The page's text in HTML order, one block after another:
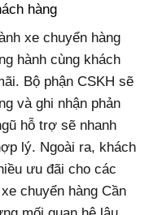
hàng
xe chuyển hàng
hành cùng khách
Bộ phận CSKH sẽ
và ghi nhận phản
hỗ trợ sẽ nhanh
lý. Ngoài ra, khách
ưu đãi cho các
chuyển hàng Cần